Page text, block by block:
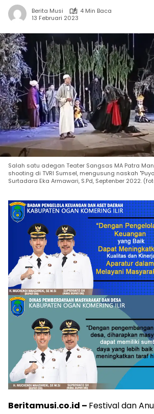
Berita Musi
4 Min Baca
13 Februari 2023
Salah satu adegan Teater Sangsas MA Patra
shooting di TVRI Sumsel, mengusung naskah
Surtadara Eka Armawari, S.Pd, Septenber 2022.
Beritamusi.co.id – Festival dan